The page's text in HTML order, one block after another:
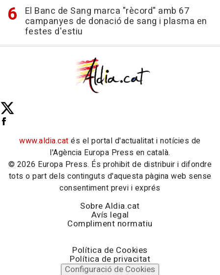
El Banc de Sang marca "rècord" amb 67
campanyes de donació de sang i plasma en
festes d'estiu
www.aldia.cat és el portal d'actualitat i notícies de
l'Agència Europa Press en català.
© 2026 Europa Press. És prohibit de distribuir i difondre
tots o part dels continguts d'aquesta pàgina web sense
consentiment previ i exprés
Sobre Aldia.cat
Avís legal
Compliment normatiu
Política de Cookies
Política de privacitat
Configuració de Cookies